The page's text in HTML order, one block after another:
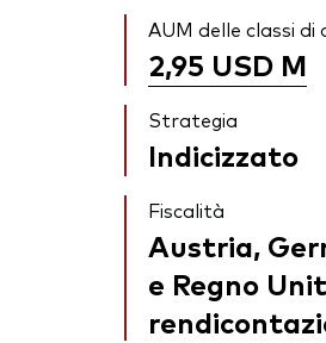
AUM delle classi di
2,95 USD M
Strategia
Indicizzato
Fiscalità
Austria,
e Regno